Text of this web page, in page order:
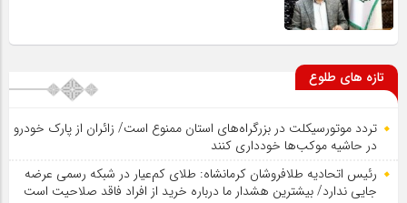
تازه های طلوع
تردد موتورسیکلت در بزرگراه‌های استان ممنوع است/ زائران از پارک خودرو
در حاشیه موکب‌ها خودداری کنند
رئیس اتحادیه طلافروشان کرمانشاه: طلای کم‌عیار در شبکه رسمی عرضه
جایی ندارد/ بیشترین هشدار ما درباره خرید از افراد فاقد صلاحیت است